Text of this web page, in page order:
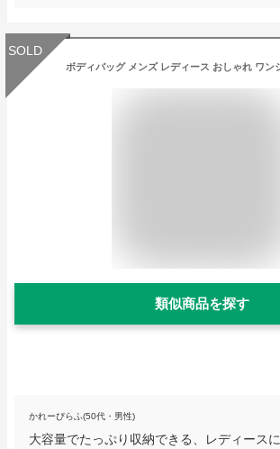
SOLD
類似商品を探す
かれーぴらふ(50代・男性)
大容量でたっぷり収納できる、レディース